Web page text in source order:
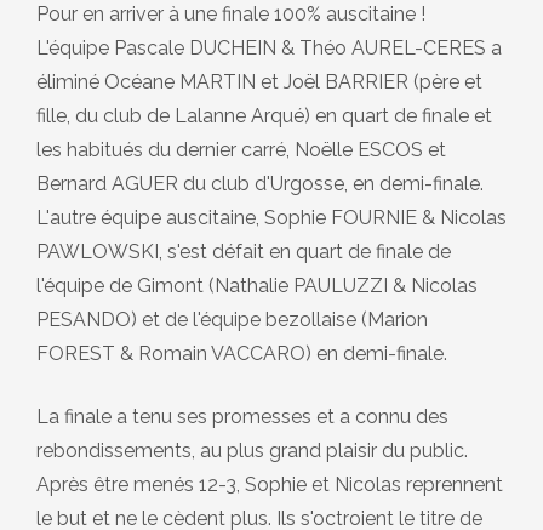
Pour en arriver à une finale 100% auscitaine !
L'équipe Pascale DUCHEIN & Théo AUREL-CERES a
éliminé Océane MARTIN et Joël BARRIER (père et
fille, du club de Lalanne Arqué) en quart de finale et
les habitués du dernier carré, Noëlle ESCOS et
Bernard AGUER du club d'Urgosse, en demi-finale.
L'autre équipe auscitaine, Sophie FOURNIE & Nicolas
PAWLOWSKI, s'est défait en quart de finale de
l'équipe de Gimont (Nathalie PAULUZZI & Nicolas
PESANDO) et de l'équipe bezollaise (Marion
FOREST & Romain VACCARO) en demi-finale.
La finale a tenu ses promesses et a connu des
rebondissements, au plus grand plaisir du public.
Après être menés 12-3, Sophie et Nicolas reprennent
le but et ne le cèdent plus. Ils s'octroient le titre de